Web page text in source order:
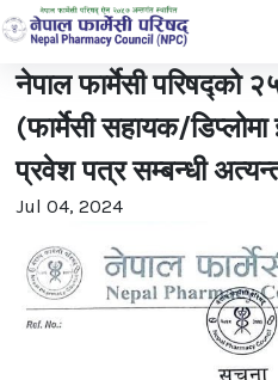
नेपाल फार्मेसी परिषद्को
(फार्मेसी सहायक/
प्रवेश पत्र सम्बन्धी
Jul 04, 2024